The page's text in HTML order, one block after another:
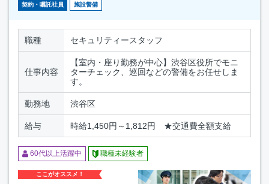
契約・嘱託社員 施設警備
職種 セキュリティースタッフ
仕事内容
【室内・座り勤務が中心】渋谷区役所でモニ
ターチェック、巡回などの警備をお任せしま
す。
勤務地 渋谷区
給与 時給1,450円～1,812円 ★交通費全額支給
60代以上活躍中 職種未経験者
ここがオススメ！